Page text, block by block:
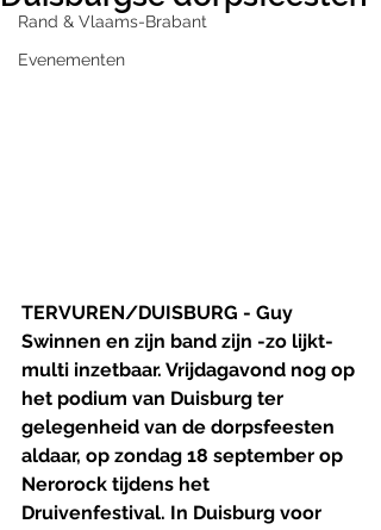
Rand & Vlaams-Brabant
Evenementen
TERVUREN/DUISBURG - Guy
Swinnen en zijn band zijn -zo lijkt-
multi inzetbaar. Vrijdagavond nog op
het podium van Duisburg ter
gelegenheid van de dorpsfeesten
aldaar, op zondag 18 september op
Nerorock tijdens het
Druivenfestival. In Duisburg voor